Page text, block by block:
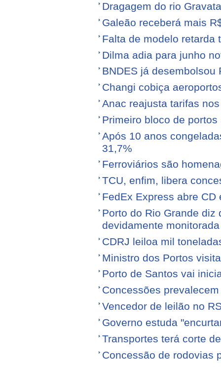
Dragagem do rio
Galeão receberá mais
Falta de modelo retarda
Dilma adia para junho
BNDES já
Changi cobiça
Anac reajusta tarifas
Primeiro bloco de
Após 10 anos
31,7%
Ferroviários são
TCU, enfim, libera
FedEx Express abre CD
Porto do Rio Grande
devidamente monitorada
CDRJ leiloa mil
Ministro dos Portos
Porto de Santos vai
Concessões
Vencedor de leilão no
Governo estuda
Transportes terá corte
Concessão de rodovias